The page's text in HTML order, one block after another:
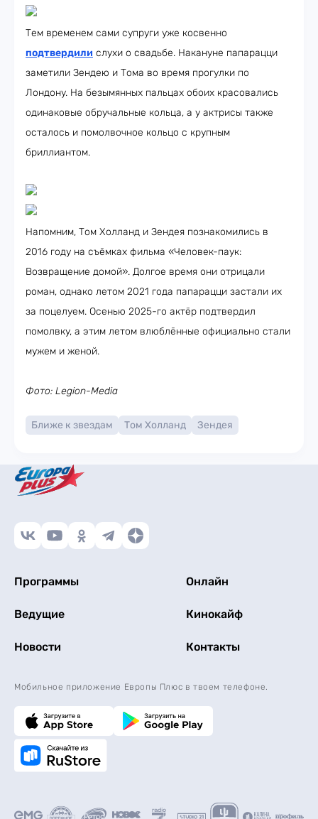
Тем временем сами супруги уже косвенно
подтвердили слухи о свадьбе. Накануне папарацци
заметили Зендею и Тома во время прогулки по
Лондону. На безымянных пальцах обоих красовались
одинаковые обручальные кольца, а у актрисы также
осталось и помолвочное кольцо с крупным
бриллиантом.
Напомним, Том Холланд и Зендея познакомились в
2016 году на съёмках фильма «Человек-паук:
Возвращение домой». Долгое время они отрицали
роман, однако летом 2021 года папарацци застали их
за поцелуем. Осенью 2025-го актёр подтвердил
помолвку, а этим летом влюблённые официально стали
мужем и женой.
Фото: Legion-Media
Ближе к звездам Том Холланд Зендея
Программы Онлайн
Ведущие Кинокайф
Новости Контакты
Мобильное приложение Европы Плюс в твоем телефоне.